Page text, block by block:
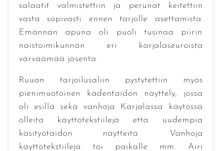
salaatit valmistettiin ja perunat keitettiin
vasta sopivasti ennen tarjolle asettamista.
Emännän apuna oli puoli tusinaa piirin
naistoimikunnan eri karjalaseuroista
värväämää jäsentä.
Ruuan tarjoilusaliin pystytettiin myös
pienimuotoinen kädentaidon näyttely, jossa
oli esillä sekä vanhoja Karjalassa käytössä
olleita käyttötekstiilejä että uudempia
käsityötaidon näytteitä. Vanhoja
käyttötekstiilejä toi paikalle mm. Airi